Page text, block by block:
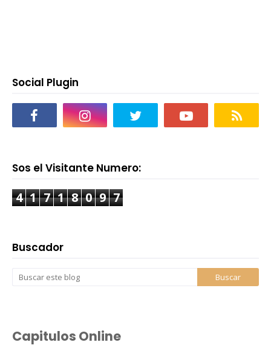
Social Plugin
Sos el Visitante Numero:
4 1 7 1 8 0 9 7
Buscador
Capitulos Online